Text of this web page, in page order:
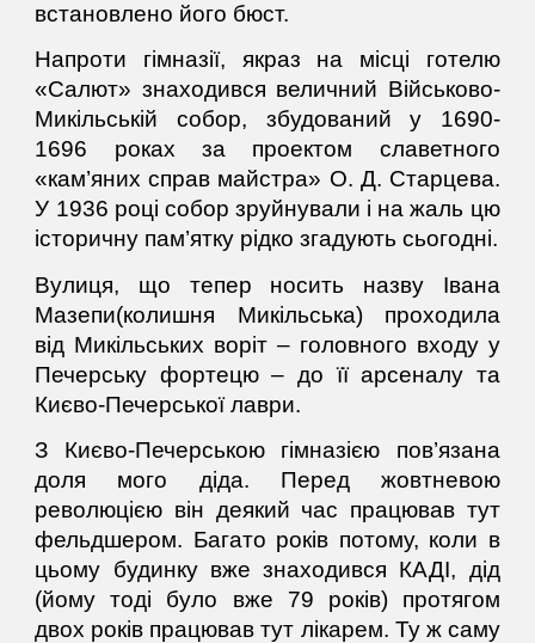
встановлено його бюст.
Напроти гімназії, якраз на місці готелю
«Салют» знаходився величний Військово-
Микільській собор, збудований у 1690-
1696 роках за проектом славетного
«кам’яних справ майстра» О. Д. Старцева.
У 1936 році собор зруйнували і на жаль цю
історичну пам’ятку рідко згадують сьогодні.
Вулиця, що тепер носить назву Івана
Мазепи(колишня Микільська) проходила
від Микільських воріт – головного входу у
Печерську фортецю – до її арсеналу та
Києво-Печерської лаври.
З Києво-Печерською гімназією пов’язана
доля мого діда. Перед жовтневою
революцією він деякий час працював тут
фельдшером. Багато років потому, коли в
цьому будинку вже знаходився КАДІ, дід
(йому тоді було вже 79 років) протягом
двох років працював тут лікарем. Ту ж саму